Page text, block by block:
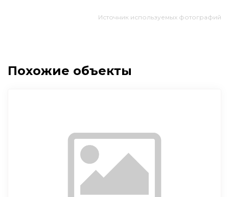
Источник используемых фотографий
Похожие объекты